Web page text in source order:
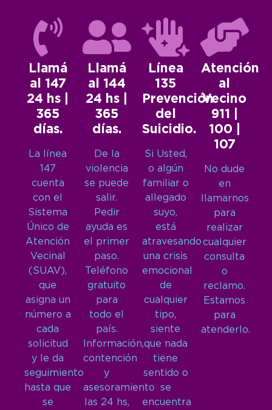
Llamá
al 147
24 hs |
365
días.
La línea
147
cuenta
con el
Sistema
Único de
Atención
Vecinal
(SUAV),
que
asigna un
número a
cada
solicitud
y le da
seguimiento
hasta que
se
Llamá
al 144
24 hs |
365
días.
De la
violencia
se puede
salir.
Pedir
ayuda es
el primer
paso.
Teléfono
gratuito
para
todo el
país.
Información,
contención
y
asesoramiento
las 24 hs,
Línea
135
Prevención
del
Suicidio.
Si Usted,
o algún
familiar o
allegado
suyo,
está
atravesando
una crisis
emocional
de
cualquier
tipo,
siente
que nada
tiene
sentido o
se
encuentra
Atención
al
Vecino
911 |
100 |
107
No dude
en
llamarnos
para
realizar
cualquier
consulta
o
reclamo.
Estamos
para
atenderlo.